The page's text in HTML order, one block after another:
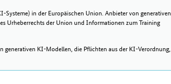
in der Europäischen Union. Anbieter von generativen
Urheberrechts der Union und Informationen zum Training
KI-Modellen, die Pflichten aus der KI-Verordnung,